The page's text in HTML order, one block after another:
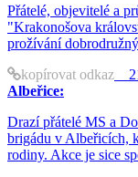
Přátelé, objevitelé a
"Krakonošova
prožívání
kopírovat odkaz
Albeřice:
Drazí přátelé MS a
brigádu v Albeřicích,
rodiny. Akce je sice